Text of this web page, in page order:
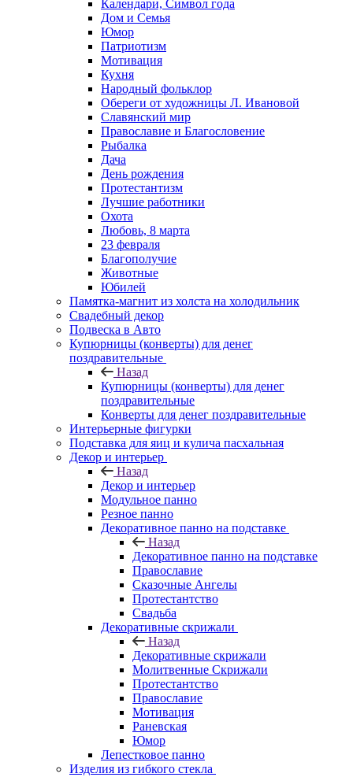
Календари, Символ года
Дом и Семья
Юмор
Патриотизм
Мотивация
Кухня
Народный фольклор
Обереги от художницы Л. Ивановой
Славянский мир
Православие и Благословение
Рыбалка
Дача
День рождения
Протестантизм
Лучшие работники
Охота
Любовь, 8 марта
23 февраля
Благополучие
Животные
Юбилей
Памятка-магнит из холста на холодильник
Свадебный декор
Подвеска в Авто
Купюрницы (конверты) для денег
поздравительные
Назад
Купюрницы (конверты) для денег
поздравительные
Конверты для денег поздравительные
Интерьерные фигурки
Подставка для яиц и кулича пасхальная
Декор и интерьер
Назад
Декор и интерьер
Модульное панно
Резное панно
Декоративное панно на подставке
Назад
Декоративное панно на подставке
Православие
Сказочные Ангелы
Протестантство
Свадьба
Декоративные скрижали
Назад
Декоративные скрижали
Молитвенные Скрижали
Протестантство
Православие
Мотивация
Раневская
Юмор
Лепестковое панно
Изделия из гибкого стекла